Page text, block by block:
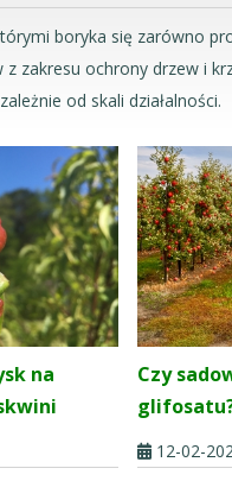
boryka się zarówno
zakresu ochrony drzew i
od skali działalności.
na
Czy
12-02-